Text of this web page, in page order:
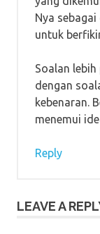
Nya
untuk
Soalan
dengan
kebenaran.
menemui
Reply
LEAVE A